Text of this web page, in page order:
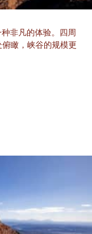
非凡的体验。四周
瞰，峡谷的规模更